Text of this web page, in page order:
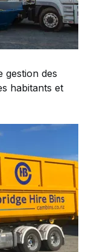
gestion des
habitants et